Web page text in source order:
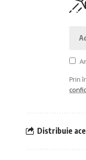
Prin
Distribuie